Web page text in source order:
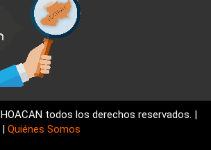
todos los derechos reservados. |
| Quiénes Somos